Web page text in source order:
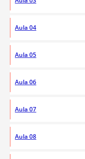
Aula 04
Aula 05
Aula 06
Aula 07
Aula 08